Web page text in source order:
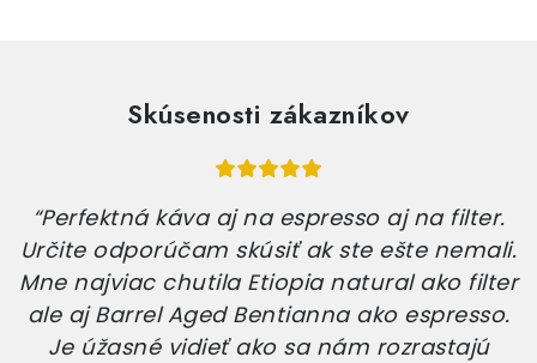
Skúsenosti zákazníkov
“Perfektná káva aj na espresso aj na filter.
Určite odporúčam skúsiť ak ste ešte nemali.
Mne najviac chutila Etiopia natural ako filter
ale aj Barrel Aged Bentianna ako espresso.
Je úžasné vidieť ako sa nám rozrastajú